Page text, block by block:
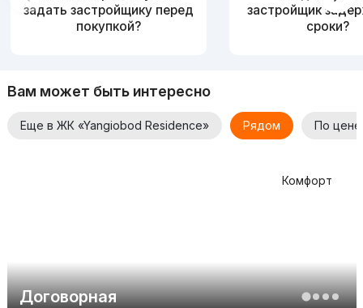
задать застройщику перед
покупкой?
застройщик
сроки?
Вам может быть интересно
Еще в ЖК «Yangiobod Residence» Рядом По цене
Комфорт
Договорная